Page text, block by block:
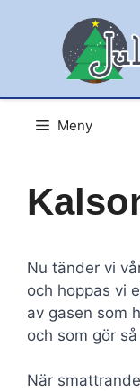
Meny
Nu tänder vi
och hoppas vi
av gasen som
och som gör
När